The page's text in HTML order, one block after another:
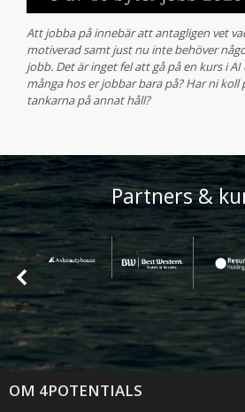
Att jobba på innebär att antagligen vet
motiverad samt just nu inte behöver
jobb. Det är inget fel att gå på en kurs i
många hos er jobbar bara på? Har ni koll
tankarna på annat håll?
Partners &
OM 4POTENTIALS